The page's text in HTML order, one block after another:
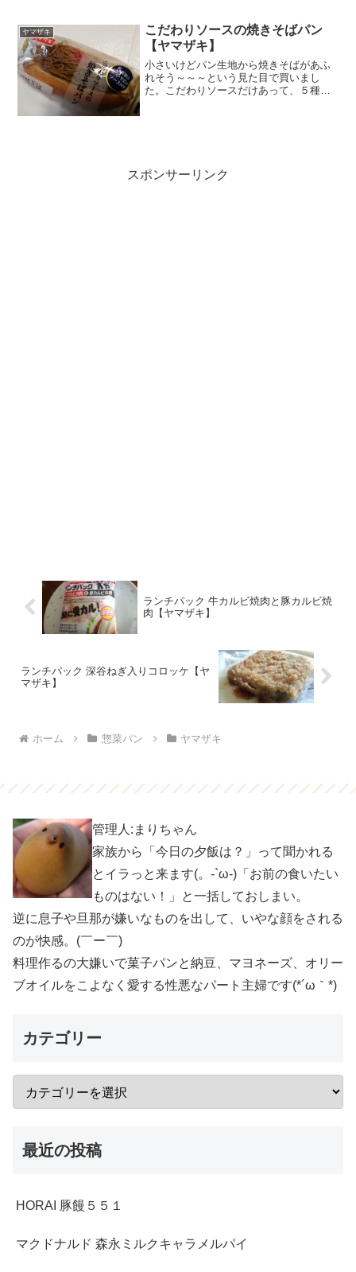
ヤマザキ
こだわりソースの焼きそばパン
【ヤマザキ】
小さいけどパン生地から焼きそばがあふ
れそう～～～という見た目で買いまし
た。こだわりソースだけあって、５種類
スポンサーリンク
ランチパック 牛カルビ焼肉と豚カルビ焼
肉【ヤマザキ】
ランチパック 深谷ねぎ入りコロッケ【ヤ
マザキ】
ホーム 惣菜パン ヤマザキ
管理人:まりちゃん
家族から「今日の夕飯は？」って聞かれる
とイラっと来ます(。-`ω-)「お前の食いたい
ものはない！」と一括しておしまい。
逆に息子や旦那が嫌いなものを出して、いやな顔をされる
のが快感。(￣ー￣)
料理作るの大嫌いで菓子パンと納豆、マヨネーズ、オリー
ブオイルをこよなく愛する性悪なパート主婦です(*´ω｀*)
カテゴリー
最近の投稿
HORAI 豚饅５５１
マクドナルド 森永ミルクキャラメルパイ